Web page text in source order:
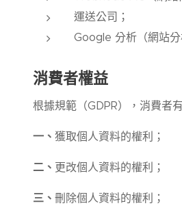
運送公司；
Google 分析（網站分
消費者權益
根據規範（GDPR），消費者
一、 獲取個人資料的權利；
二、 更改個人資料的權利；
三、 刪除個人資料的權利；